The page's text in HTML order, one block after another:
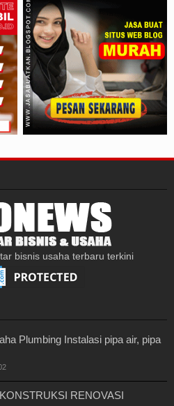
bisnis usaha terbaru terkini
Plumbing Instalasi pipa air, pipa
RENOVASI